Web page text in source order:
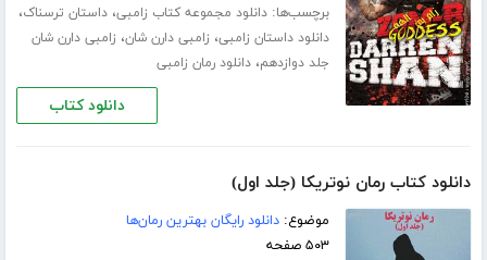
برچسب‌ها:دانلود مجموعه کتاب زامبی،داستان ترسناک،
دانلود داستان زامبی، زامبی دارن شان، زامبی دارن شان
جلد دوازدهم،دانلود رمان زامبی
دانلود کتاب
دانلود کتاب رمان نوتریکا (جلد اول)
موضوع:دانلود رایگان بهترین رمان‌ها
۵۰۳ صفحه